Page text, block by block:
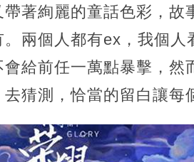
著絢麗的童話色彩，故
兩個人都有ex， 我個人
給前任一萬點暴擊，
猜測，恰當的留白讓每